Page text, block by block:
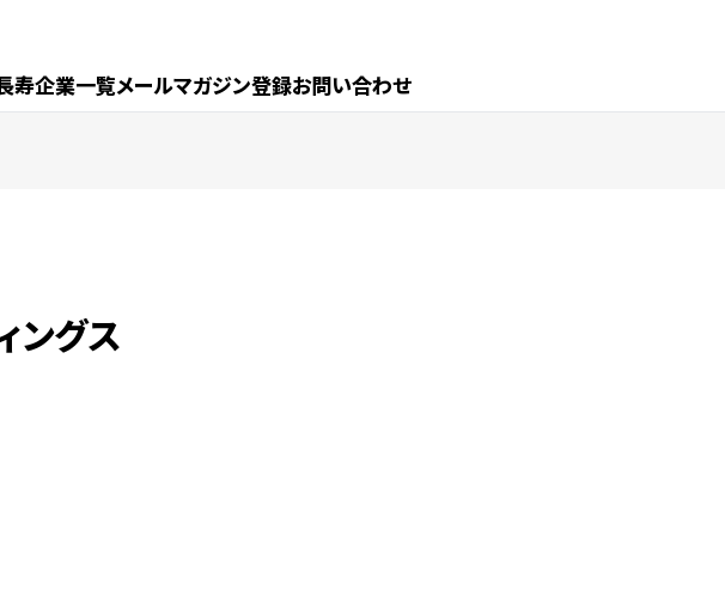
寿企業一覧メールマガジン登録お問い合わせ
ングス